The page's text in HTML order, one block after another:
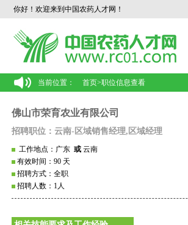
你好！欢迎来到中国农药人才网！
当前位置： 首页>职位信息查看
佛山市荣育农业有限公司
招聘职位：云南-区域销售经理,区域经理
工作地点：广东 或云南
有效时间：90 天
招聘方式：全职
招聘人数：1人